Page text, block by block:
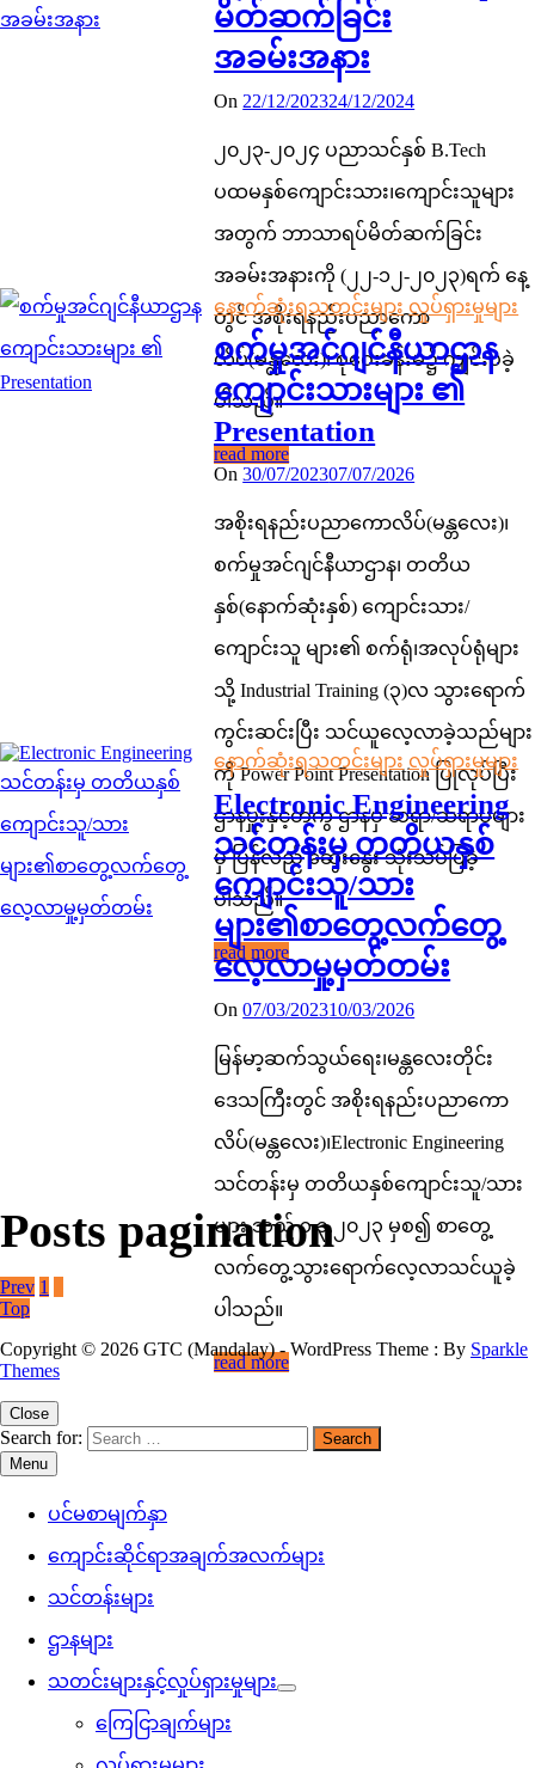
မိတ်ဆက်ခြင်း
အခမ်းအနား
On 22/12/202324/12/2024
၂၀၂၃-၂၀၂၄ ပညာသင်နှစ် B.Tech
ပထမနှစ်ကျောင်းသား၊ကျောင်းသူများ
အတွက် ဘာသာရပ်မိတ်ဆက်ခြင်း
အခမ်းအနားကို (၂၂-၁၂-၂၀၂၃)ရက် ‌နေ့
တွင် အစိုးရနည်းပညာကော
လိပ်(မန္တလေး)၊ စုဝေးခန်းမ၌ ကျင်းပခဲ့
ပါသည်။
read more
နောက်ဆုံးရသတင်းများ လှုပ်ရှားမှုများ
စက်မှုအင်ဂျင်နီယာဌာန
ကျောင်းသားများ ၏
Presentation
On30/07/202307/07/2026
အစိုးရနည်းပညာကောလိပ်(မန္တလေး)၊
စက်မှုအင်ဂျင်နီယာဌာန၊ တတိယ
နှစ်(နောက်ဆုံးနှစ်) ကျောင်းသား/
ကျောင်းသူ များ၏ စက်ရုံ၊အလုပ်ရုံများ
သို့ Industrial Training (၃)လ သွား‌ရောက်
ကွင်းဆင်းပြီး သင်ယူလေ့လာခဲ့သည်များ
ကို Power Point Presentation ပြုလုပ်ပြီး
ဌာနမှူးနှင့်တကွ ဌာနမှ ဆရာ/ဆရာမများ
မှ ပြန်လည် ဆွေးနွေး သုံးသပ်ပြခဲ့
ပါသည်။
read more
နောက်ဆုံးရသတင်းများ လှုပ်ရှားမှုများ
Electronic Engineering
သင်တန်းမှ တတိယနှစ်
ကျောင်းသူ/သား
များ၏စာတွေ့လက်တွေ့
လေ့လာမှု့မှတ်တမ်း
On07/03/202310/03/2026
မြန်မာ့ဆက်သွယ်ရေး၊မန္တလေးတိုင်း
ဒေသကြီးတွင် အစိုးရနည်းပညာကော
လိပ်(မန္တလေး)၊Electronic Engineering
သင်တန်းမှ တတိယနှစ်ကျောင်းသူ/သား
များ သည် ၁.၃.၂၀၂၃ မှစ၍ စာတွေ့
လက်တွေ့သွားရောက်လေ့လာသင်ယူခဲ့
ပါသည်။
read more
Posts pagination
Prev 1
Top
Copyright © 2026 GTC (Mandalay) - WordPress Theme : By Sparkle
Themes
Close
Search for:
Menu
ပင်မစာမျက်နှာ
ကျောင်းဆိုင်ရာအချက်အလက်များ
သင်တန်းများ
ဌာနများ
သတင်းများနှင့်လှုပ်ရှားမှုများ
ကြေငြာချက်များ